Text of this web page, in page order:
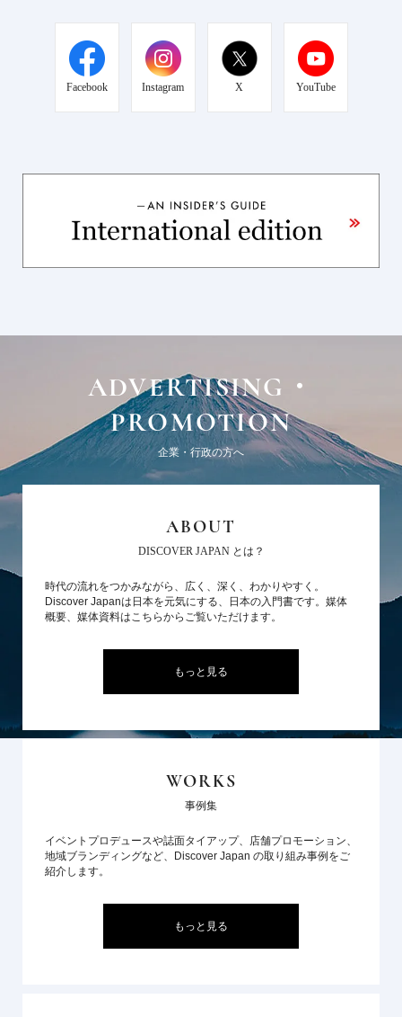
Facebook Instagram X YouTube
ADVERTISING・
PROMOTION
企業・行政の方へ
ABOUT
DISCOVER JAPAN とは？
時代の流れをつかみながら、広く、深く、わかりやすく。
Discover Japanは日本を元気にする、日本の入門書です。媒体
概要、媒体資料はこちらからご覧いただけます。
もっと見る
WORKS
事例集
イベントプロデュースや誌面タイアップ、店舗プロモーション、
地域ブランディングなど、Discover Japan の取り組み事例をご
紹介します。
もっと見る